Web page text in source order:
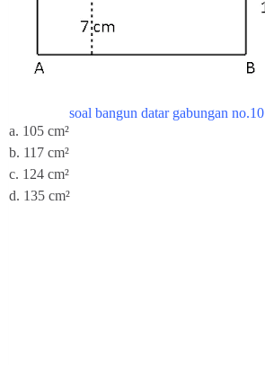
soal bangun datar gabungan no.10
a. 105 cm²
b. 117 cm²
c. 124 cm²
d. 135 cm²